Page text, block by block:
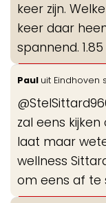
keer zijn.
keer daar
spannend.
Paul uit Eindhoven
zal eens
laat maar
wellness
om eens af te